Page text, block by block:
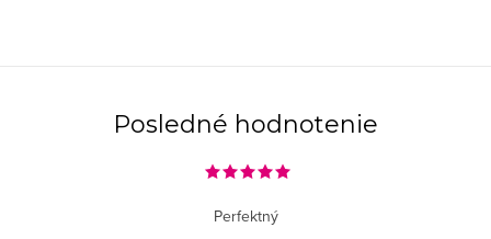
Posledné hodnotenie
Perfektný